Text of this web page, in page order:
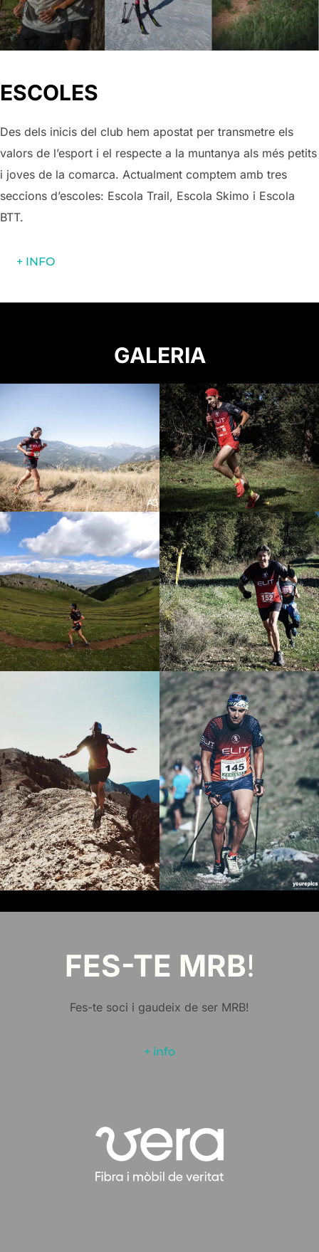
ESCOLES
Des dels inicis del club hem apostat per transmetre els
valors de l’esport i el respecte a la muntanya als més petits
i joves de la comarca. Actualment comptem amb tres
seccions d’escoles: Escola Trail, Escola Skimo i Escola
BTT.
+ INFO
GALERIA
FES-TE MRB!
Fes-te soci i gaudeix de ser MRB!
+ info